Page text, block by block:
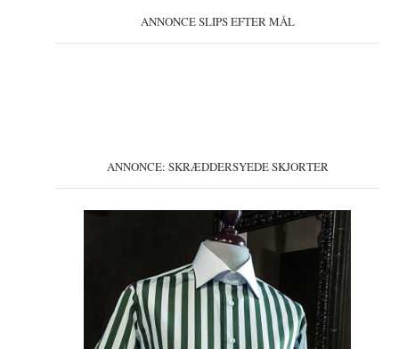
ANNONCE SLIPS EFTER MÅL
ANNONCE: SKRÆDDERSYEDE SKJORTER